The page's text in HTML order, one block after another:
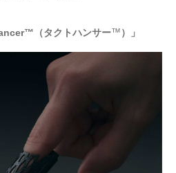
（タクトハンサー™）」